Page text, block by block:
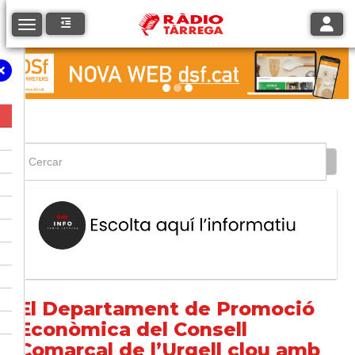
Toggle navigation
El Departament de Promoció
Econòmica del Consell
Comarcal de l’Urgell clou amb